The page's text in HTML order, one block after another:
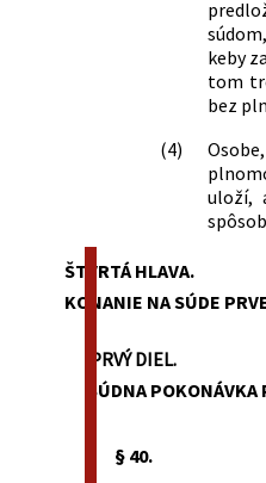
keby
tom
bez
(4)
uloží,
ŠTVRTÁ HLAVA.
KONANIE NA SÚDE
PRVÝ DIEL.
SÚDNA
§ 40.